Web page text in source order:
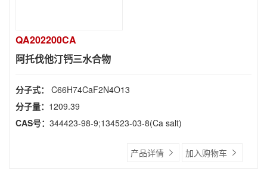
QA202200CA
阿托伐他汀钙三水合物
分子式： C66H74CaF2N4O13
分子量： 1209.39
CAS号： 344423-98-9;134523-03-8(Ca salt)
产品详情 加入购物车